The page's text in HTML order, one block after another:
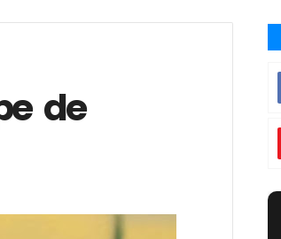
de